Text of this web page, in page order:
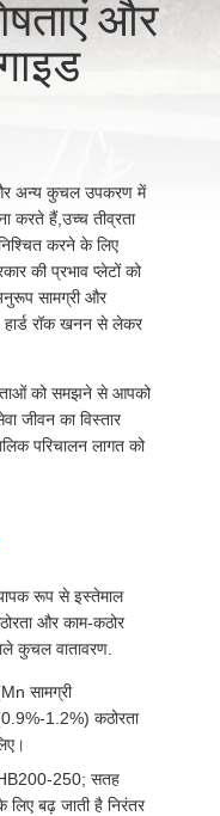
और
अन्य कुचल उपकरण में
करते हैं,उच्च तीव्रता
करने के लिए
की प्रभाव प्लेटों को
सामग्री और
हार्ड रॉक खनन से लेकर
को समझने से आपको
जीवन का विस्तार
परिचालन लागत को
रूप से इस्तेमाल
और काम-कठोर
कुचल वातावरण.
सामग्री
1.2%) कठोरता
HB200-250; सतह
बढ़ जाती है निरंतर